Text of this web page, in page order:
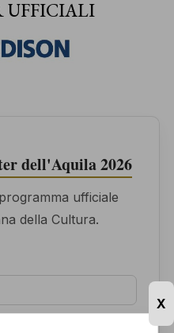
UFFICIALI
dell'Aquila 2026
ufficiale
della Cultura.
X